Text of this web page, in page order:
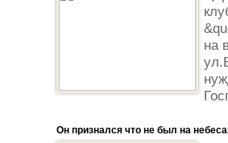
на
Он признался что не был на